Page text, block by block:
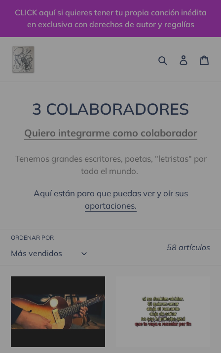
directamente
contenido
CLICK aquí si quieres tener tu propia canción inédita
en exclusiva con derechos de autor y regalías
Buscar
C
o
l
e
c
ó
n
:
3 COLABORADORES
Quiero integrarme como colaborador
Tenemos grandes escritores, poetas, "letristas" por
todo el mundo.
Aquí están para que puedas ver y oír sus
aportaciones.
ORDENAR POR
58 artículos
VIEJA
AMIGA
PUEDO